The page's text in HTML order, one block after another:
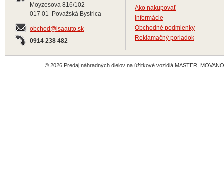
Moyzesova 816/102
017 01 Považská Bystrica
obchod@isaauto.sk
0914 238 482
Ako nakupovať
Informácie
Obchodné podmienky
Reklamačný poriadok
© 2026 Predaj náhradných dielov na úžitkové vozidlá MASTER,